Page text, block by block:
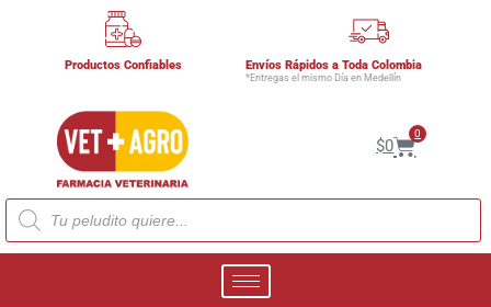
Productos Confiables Envíos Rápidos a Toda Colombia
*Entregas el mismo Día en Medellín
$0
0